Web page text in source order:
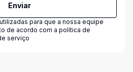
Enviar
para que a nossa equipe
de acordo com a política de
serviço